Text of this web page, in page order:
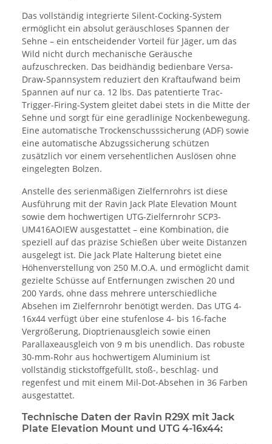
Das vollständig integrierte Silent-Cocking-System
ermöglicht ein absolut geräuschloses Spannen der
Sehne – ein entscheidender Vorteil für Jäger, um das
Wild nicht durch mechanische Geräusche
aufzuschrecken. Das beidhändig bedienbare Versa-
Draw-Spannsystem reduziert den Kraftaufwand beim
Spannen auf nur ca. 12 lbs. Das patentierte Trac-
Trigger-Firing-System gleitet dabei stets in die Mitte der
Sehne und sorgt für eine geradlinige Nockenbewegung.
Eine automatische Trockenschusssicherung (ADF) sowie
eine automatische Abzugssicherung schützen
zusätzlich vor einem versehentlichen Auslösen ohne
eingelegten Bolzen.
Anstelle des serienmäßigen Zielfernrohrs ist diese
Ausführung mit der Ravin Jack Plate Elevation Mount
sowie dem hochwertigen UTG-Zielfernrohr SCP3-
UM416AOIEW ausgestattet – eine Kombination, die
speziell auf das präzise Schießen über weite Distanzen
ausgelegt ist. Die Jack Plate Halterung bietet eine
Höhenverstellung von 250 M.O.A. und ermöglicht damit
gezielte Schüsse auf Entfernungen zwischen 20 und
200 Yards, ohne dass mehrere unterschiedliche
Absehen im Zielfernrohr benötigt werden. Das UTG 4-
16x44 verfügt über eine stufenlose 4- bis 16-fache
Vergrößerung, Dioptrienausgleich sowie einen
Parallaxeausgleich von 9 m bis unendlich. Das robuste
30-mm-Rohr aus hochwertigem Aluminium ist
vollständig stickstoffgefüllt, stoß-, beschlag- und
regenfest und mit einem Mil-Dot-Absehen in 36 Farben
ausgestattet.
Technische Daten der Ravin R29X mit Jack
Plate Elevation Mount und UTG 4-16x44: